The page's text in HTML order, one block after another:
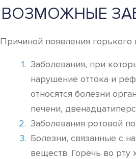
ВОЗМОЖНЫЕ
Причиной появления горького
Заболевания, при
нарушение оттока и
относятся болезни
печени,
Заболевания ротовой
Болезни, связанные с
веществ. Горечь во рту